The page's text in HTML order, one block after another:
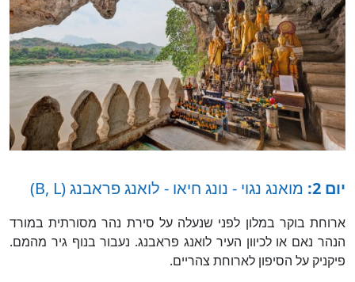
יום 2: מואנג נגוי - נונג חיאו - לואנג פראבנג (B, L)
ארוחת בוקר במלון לפני שנעלה על סירת נהר מסורתית במורד
הנהר נאם או לכיוון העיר לואנג פראבנג. נעבור בנוף גיר מהמם.
פיקניק על הסיפון לארוחת צהריים.